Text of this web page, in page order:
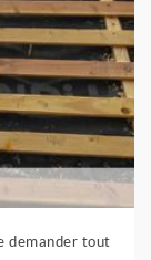
demander tout